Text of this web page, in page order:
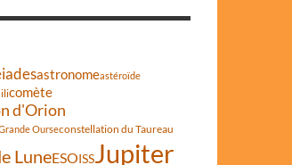
astronomeastéroïde
comète
d'Orion
Ourseconstellation du Taureau
LuneESOISSJupiter